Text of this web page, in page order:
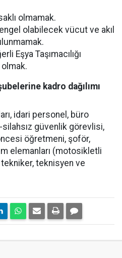
olmamak.
olabilecek vücut ve akıl
Eşya Taşımacılığı
kadro dağılımı
idari personel, büro
güvenlik görevlisi,
öğretmeni, şoför,
elemanları (motosikletli
teknisyen ve